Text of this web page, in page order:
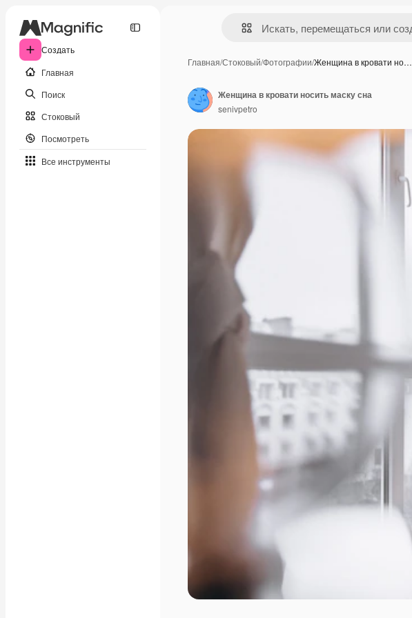
Создать
Главная
Поиск
Стоковый
Посмотреть
Все инструменты
Главная/Стоковый/Фотографии/Женщина в кровати но…
Женщина в кровати носить маску сна
senivpetro